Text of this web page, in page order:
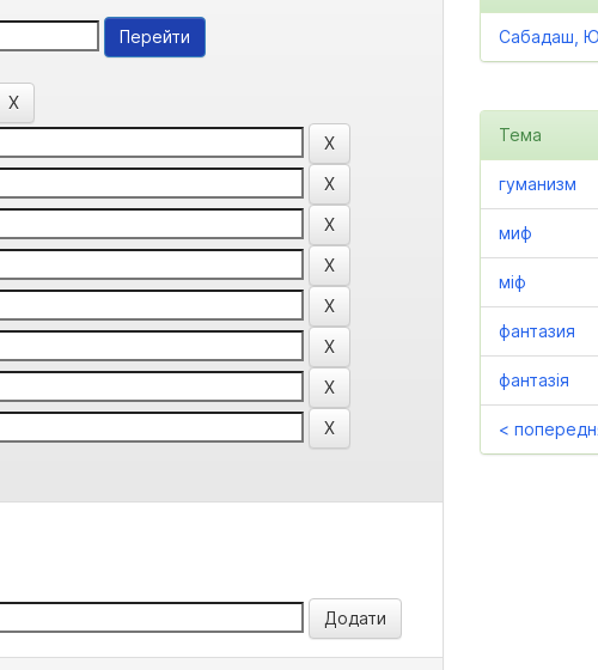
Сабадаш,
Тема
гуманизм
миф
міф
фантазия
фантазія
<